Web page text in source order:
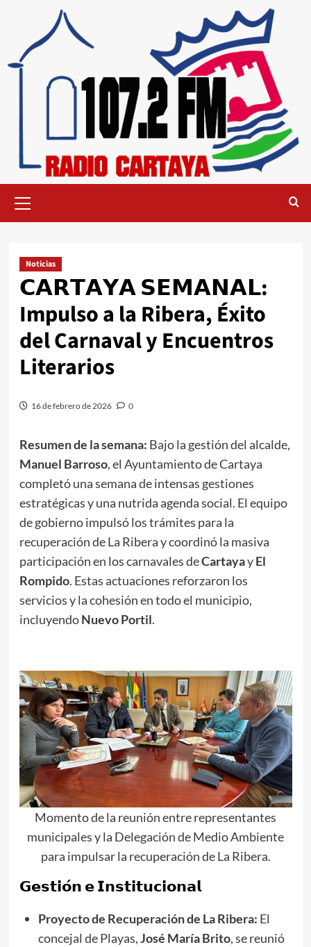
Noticias
𝗖𝗔𝗥𝗧𝗔𝗬𝗔 𝗦𝗘𝗠𝗔𝗡𝗔𝗟:
Impulso a la Ribera, Éxito
del Carnaval y Encuentros
Literarios
16 de febrero de 2026 0
Resumen de la semana: Bajo la gestión del alcalde,
Manuel Barroso, el Ayuntamiento de Cartaya
completó una semana de intensas gestiones
estratégicas y una nutrida agenda social. El equipo
de gobierno impulsó los trámites para la
recuperación de La Ribera y coordinó la masiva
participación en los carnavales deCartayayEl
Rompido. Estas actuaciones reforzaron los
servicios y la cohesión en todo el municipio,
incluyendoNuevo Portil.
Momento de la reunión entre representantes
municipales y la Delegación de Medio Ambiente
para impulsar la recuperación de La Ribera.
𝗚𝗲𝘀𝘁𝗶𝗼́𝗻 𝗲 𝗜𝗻𝘀𝘁𝗶𝘁𝘂𝗰𝗶𝗼𝗻𝗮𝗹
Proyecto de Recuperación de La Ribera: El
concejal de Playas,José María Brito, se reunió